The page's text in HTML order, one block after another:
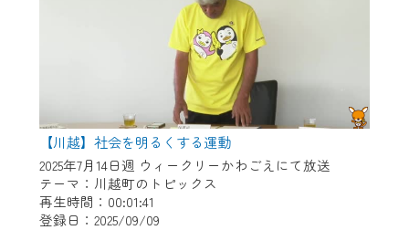
【川越】社会を明るくする運動
2025年7月14日週 ウィークリーかわごえにて放送
テーマ：川越町のトピックス
再生時間：00:01:41
登録日：2025/09/09